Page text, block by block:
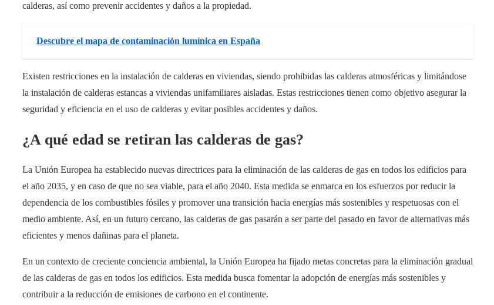
calderas, así como prevenir accidentes y daños a la propiedad.
Descubre el mapa de contaminación lumínica en España
Existen restricciones en la instalación de calderas en viviendas, siendo prohibidas las calderas atmosféricas y limitándose
la instalación de calderas estancas a viviendas unifamiliares aisladas. Estas restricciones tienen como objetivo asegurar la
seguridad y eficiencia en el uso de calderas y evitar posibles accidentes y daños.
¿A qué edad se retiran las calderas de gas?
La Unión Europea ha establecido nuevas directrices para la eliminación de las calderas de gas en todos los edificios para
el año 2035, y en caso de que no sea viable, para el año 2040. Esta medida se enmarca en los esfuerzos por reducir la
dependencia de los combustibles fósiles y promover una transición hacia energías más sostenibles y respetuosas con el
medio ambiente. Así, en un futuro cercano, las calderas de gas pasarán a ser parte del pasado en favor de alternativas más
eficientes y menos dañinas para el planeta.
En un contexto de creciente conciencia ambiental, la Unión Europea ha fijado metas concretas para la eliminación gradual
de las calderas de gas en todos los edificios. Esta medida busca fomentar la adopción de energías más sostenibles y
contribuir a la reducción de emisiones de carbono en el continente.